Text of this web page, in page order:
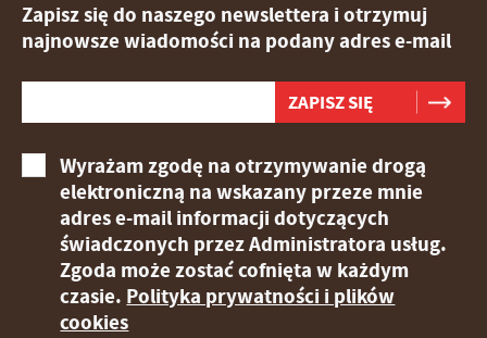
Zapisz się do naszego newslettera i otrzymuj
najnowsze wiadomości na podany adres e-mail
Wyrażam zgodę na otrzymywanie drogą
elektroniczną na wskazany przeze mnie
adres e-mail informacji dotyczących
świadczonych przez Administratora usług.
Zgoda może zostać cofnięta w każdym
czasie. Polityka prywatności i plików
cookies